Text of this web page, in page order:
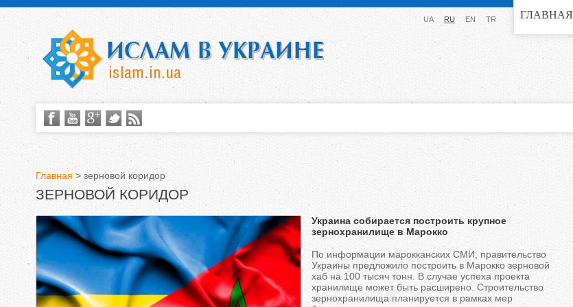
Jump to navigation ГЛАВНАЯ
UA RU EN TR
В
ы
з
д
Главная > зерновой коридор
ЗЕРНОВОЙ КОРИДОР
Украина собирается построить крупное
зернохранилище в Марокко
По информации марокканских СМИ, правительство
Украины предложило построить в Марокко зерновой
хаб на 100 тысяч тонн. В случае успеха проекта
хранилище может быть расширено. Строительство
зернохранилища планируется в рамках мер